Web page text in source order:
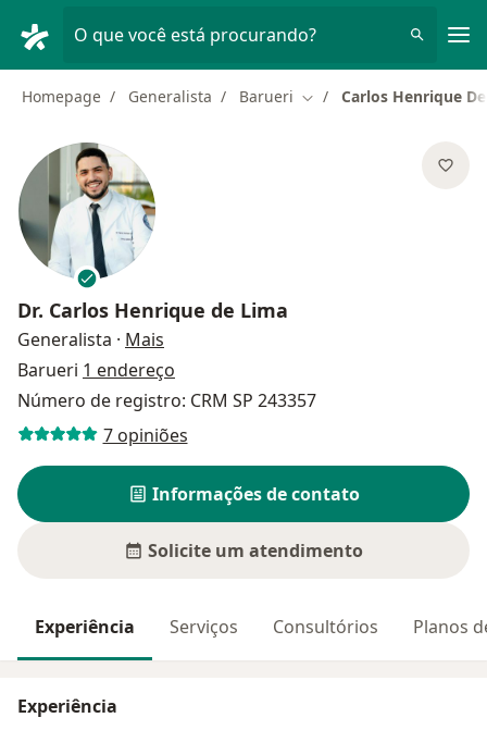
O que você está procurando?
Homepage Generalista Barueri Mudar de cidade
Carlos Henrique
Dr. Carlos Henrique de Lima
Generalista · Mais
Barueri 1 endereço
Número de registro: CRM SP 243357
7 opiniões
Informações de contato
Solicite um atendimento
Experiência Serviços Consultórios Planos
Experiência